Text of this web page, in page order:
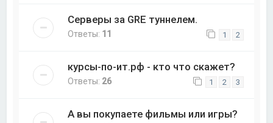
Серверы за GRE туннелем.
Ответы: 11 1 2
курсы-по-ит.рф - кто что скажет?
Ответы: 26 1 2 3
А вы покупаете фильмы или игры?